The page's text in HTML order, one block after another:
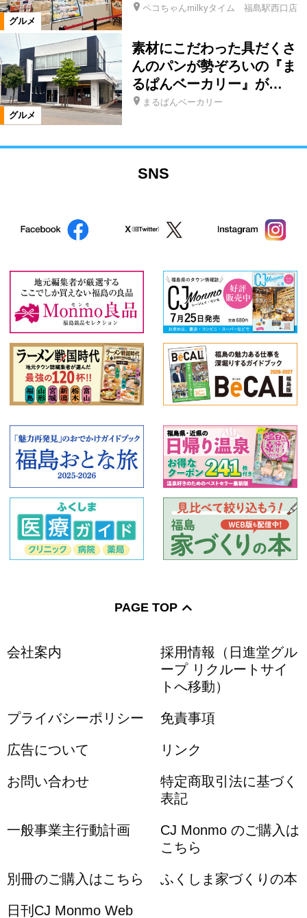
グルメ
ペコちゃんmilkyタイム 福島駅西口店
グルメ
素材にこだわった具だくさ
んのパンが勢ぞろいの『ま
るぱんベーカリー』が…
まるぱんベーカリー
SNS
PAGE TOP
会社案内
採用情報（日進堂グル
ープ リクルートサイ
トへ移動）
プライバシーポリシー 免責事項
広告について リンク
お問い合わせ
特定商取引法に基づく
表記
一般事業主行動計画
CJ Monmo のご購入は
こちら
別冊のご購入はこちら ふくしま家づくりの本
日刊CJ Monmo Web